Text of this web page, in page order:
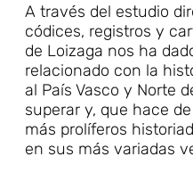
A través del estudio
códices, registros y
de Loizaga nos ha
relacionado con la
al País Vasco y Norte
superar y, que hace
más prolíferos
en sus más variadas